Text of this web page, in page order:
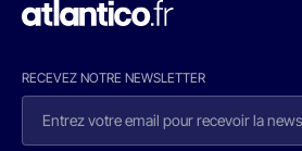
RECEVEZ NOTRE NEWSLETTER